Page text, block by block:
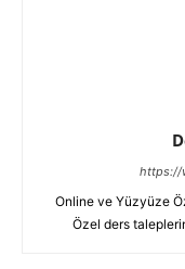
https://
Online ve Yüzyüze
Özel ders